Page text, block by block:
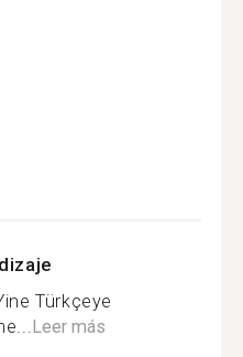
Türkçeye
Leer más